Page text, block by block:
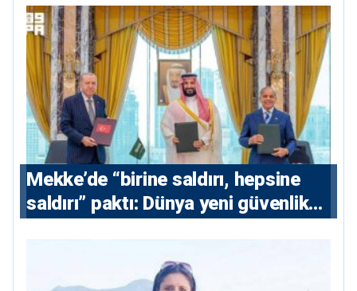
Mekke’de “birine saldırı, hepsine
saldırı” paktı: Dünya yeni güvenlik